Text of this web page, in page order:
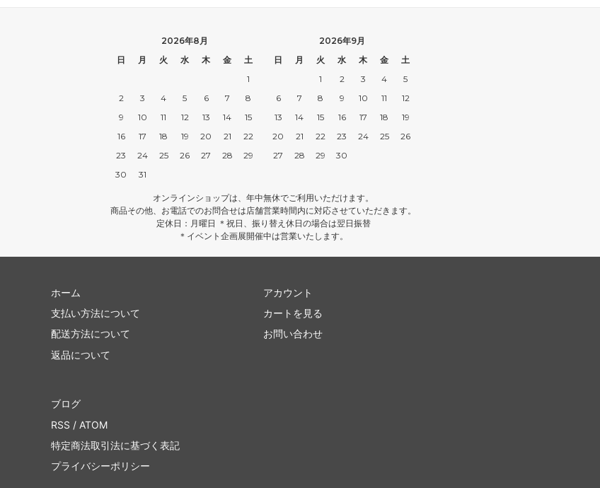
2026年8月
日
月 火 水 木 金
土
1
2
3 4 5 6 7
8
9
10 11 12 13 14
15
16
17 18 19 20 21
22
23
24 25 26 27 28
29
30
31
2026年9月
日
月 火 水 木 金
土
1
2 3 4
5
6
7 8 9 10 11
12
13
14 15 16 17 18
19
20
21 22 23 24 25
26
27
28 29 30
オンラインショップは、年中無休でご利用いただけます。
商品その他、お電話でのお問合せは店舗営業時間内に対応させていただきます。
定休日：月曜日 ＊祝日、振り替え休日の場合は翌日振替
＊イベント企画展開催中は営業いたします。
ホーム
支払い方法について
配送方法について
返品について
アカウント
カートを見る
お問い合わせ
ブログ
RSS / ATOM
特定商法取引法に基づく表記
プライバシーポリシー